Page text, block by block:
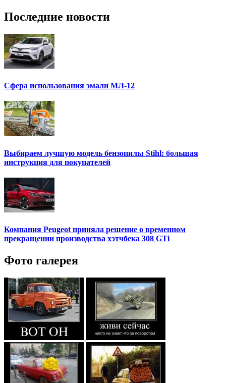
Последние новости
Сфера использования эмали МЛ-12
Выбираем лучшую модель бензопилы Stihl: большая
инструкция для покупателей
Компания Peugeot приняла решение о временном
прекращении производства хэтчбека 308 GTi
Фото галерея